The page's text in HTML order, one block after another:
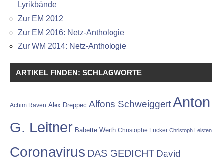
Lyrikbände
Zur EM 2012
Zur EM 2016: Netz-Anthologie
Zur WM 2014: Netz-Anthologie
ARTIKEL FINDEN: SCHLAGWORTE
Achim Raven Alex Dreppec Alfons SchweiggertAnton
G. Leitner Babette Werth Christophe Fricker Christoph Leisten
Coronavirus DAS GEDICHT David